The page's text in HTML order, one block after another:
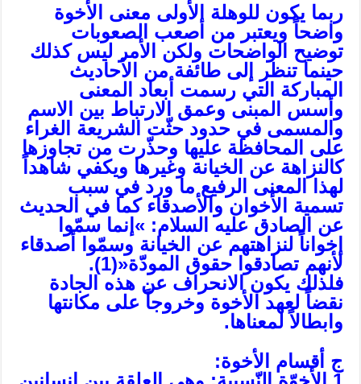
ربما يكون للوهلة الأولى معنى الأخوة
واضحاً ويعتبر من أصعب الصعوبات
توضيح الواضحات ولكن الأمر ليس كذلك
حينما تنظر إلى طائفة من الأحاديث
المباركة التي رسمت أبعاد المعنى
وأسس المبنى وعمق الارتباط بين الاسم
والمسمى في حدود حثّت الشريعة الغراء
على المحافظة عليها وحذّرت من تجاوزها
كالنزاهة عن الخيانة وغيرها ويكفي شاهداً
لهذا المعنى الرفيع ما ورد في سبب
تسمية الأخوان والأصدقاء كما في الحديث
عن الصادق عليه السلام: »إنما سمّوا
إخواناً لنزاهتهم عن الخيانة وسمّوا أصدقاء
لأنهم تصادقوا حقوق المودّة«(1).
فلذلك يكون الانحراف عن هذه الجادة
نقضاً لعهد الأخوة وخروجاً على مكانتها
وابطالاً لمعناها.
ج أقسام الأخوة: